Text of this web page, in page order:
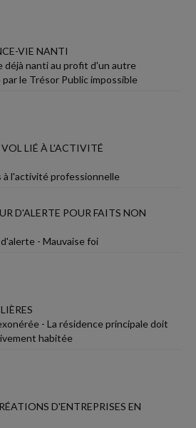
VIE NANTI
déjà nanti au profit d'un autre
le Trésor Public impossible
LIÉ À L'ACTIVITÉ
à l'activité professionnelle
D'ALERTE POUR FAITS NON
- Mauvaise foi
- La résidence principale doit
habitée
D'ENTREPRISES EN